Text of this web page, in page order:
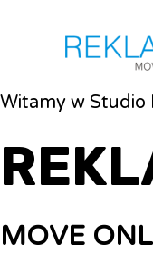
Witamy w Studio
MOVE